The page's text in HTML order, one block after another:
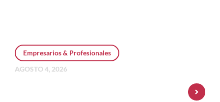
Empresarios & Profesionales
AGOSTO 4, 2026